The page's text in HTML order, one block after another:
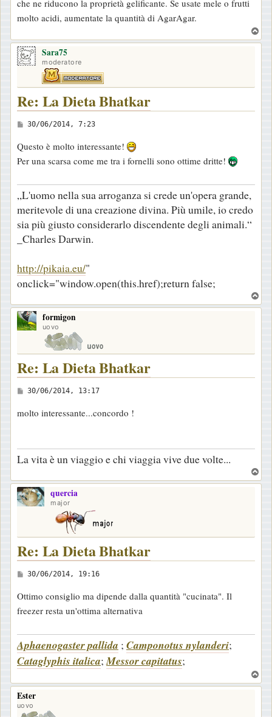
che ne riducono la proprietà gelificante. Se usate mele o frutti
molto acidi, aumentate la quantità di AgarAgar.
o
Sara75
moderatore
Re: La Dieta Bhatkar
M
s
s
g
g
i
o
30/06/2014, 7:23
Questo è molto interessante!
Per una scarsa come me tra i fornelli sono ottime dritte!
„L'uomo nella sua arroganza si crede un'opera grande,
meritevole di una creazione divina. Più umile, io credo
sia più giusto considerarlo discendente degli animali.“
_Charles Darwin.
http://pikaia.eu/"
onclick="window.open(this.href);return false;
o
formigon
uovo
Re: La Dieta Bhatkar
M
s
a
g
i
o
30/06/2014, 13:17
molto interessante...concordo !
La vita è un viaggio e chi viaggia vive due volte...
o
quercia
major
Re: La Dieta Bhatkar
M
s
s
g
g
o
30/06/2014, 19:16
Ottimo consiglio ma dipende dalla quantità "cucinata". Il
freezer resta un'ottima alternativa
Aphaenogaster pallida ; Camponotus nylanderi;
Cataglyphis italica;Messor capitatus;
o
Ester
uovo